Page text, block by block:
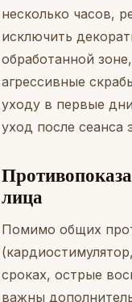
несколько часов,
исключить
обработанной
агрессивные
уходу в первые
уход после сеанса
лица
Помимо общих
сроках, острые
важны